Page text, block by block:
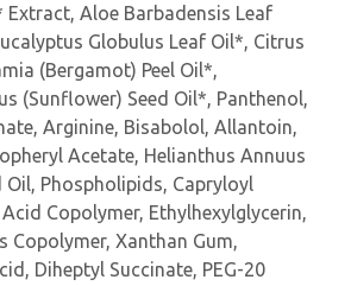
Extract, Aloe Barbadensis Leaf
Globulus Leaf Oil*, Citrus
(Bergamot) Peel Oil*,
(Sunflower) Seed Oil*, Panthenol,
Arginine, Bisabolol, Allantoin,
Acetate, Helianthus Annuus
Oil, Phospholipids, Capryloyl
Copolymer, Ethylhexylglycerin,
Copolymer, Xanthan Gum,
Diheptyl Succinate, PEG-20